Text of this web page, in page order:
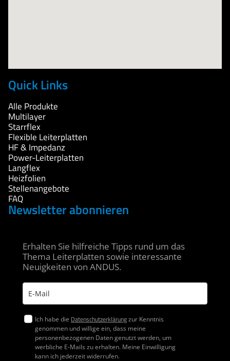
Quick Links
Alle Produkte
Multilayer
Starrflex
Flexible Leiterplatten
HF & Impedanz
Power-Leiterplatten
Langflex
Heizfolien
Stellenangebote
FAQ
Newsletter abonnieren
Erhalten Sie hilfreiche Tipps rund um das
Thema Leiterplatten sowie interessante
Neuigkeiten von ANDUS.
Ich habe die Datenschutzerklärungzur Kenntnis
genommen und willige ein, dass meine
personenbezogenen Daten genutzt werden, um
werbliche E-Mails zu erhalten. Meine Einwilligung
kann ich jederzeit widerrufen.